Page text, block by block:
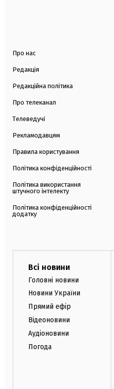
Про нас
Редакція
Редакційна політика
Про телеканал
Телеведучі
Рекламодавцям
Правила користування
Політика конфіденційності
Політика використання
штучного інтелекту
Політика конфіденційності
додатку
Всі новини
Головні новини
Новини України
Прямий ефір
Відеоновини
Аудіоновини
Погода